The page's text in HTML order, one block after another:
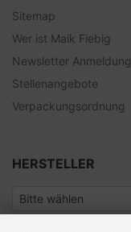
Sitemap
Wer ist Maik Fiebig
Newsletter Anmeldung
Stellenangebote
Verpackungsordnung
HERSTELLER